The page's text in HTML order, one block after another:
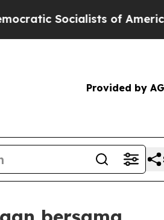
of America
Provided by